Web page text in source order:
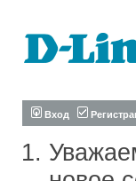
Вход